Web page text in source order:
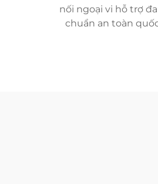
nối ngoại vi hỗ trợ
chuẩn an toàn